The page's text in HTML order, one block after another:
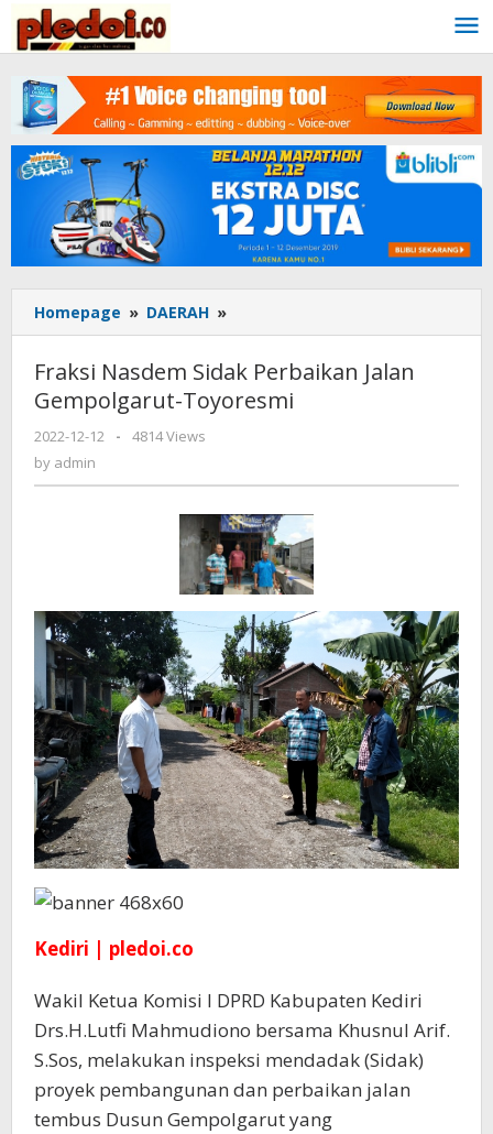
content
Homepage » DAERAH »
Nasdem
Sidak
Perbaikan
Jalan
Fraksi Nasdem Sidak Perbaikan Jalan
Gempolgarut-Toyoresmi
2022-12-12
by
-
4814 Views
by admin
Kediri | pledoi.co
Wakil Ketua Komisi I DPRD Kabupaten Kediri
Drs.H.Lutfi Mahmudiono bersama Khusnul Arif.
S.Sos, melakukan inspeksi mendadak (Sidak)
proyek pembangunan dan perbaikan jalan
tembus Dusun Gempolgarut yang